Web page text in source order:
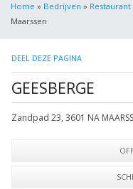
Home » Bedrijven » Restaurant
Maarssen
DEEL DEZE PAGINA
GEESBERGE
Zandpad 23, 3601 NA